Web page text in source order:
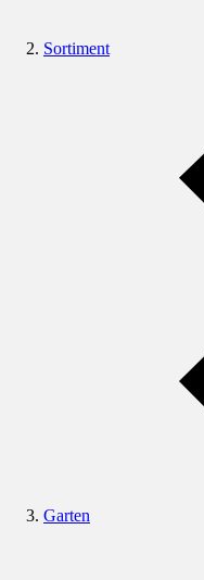
Sortiment
Garten